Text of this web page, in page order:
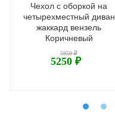
Чехол с оборкой на
четырехместный диван
жаккард вензель
Коричневый
5950 ₽
5250 ₽